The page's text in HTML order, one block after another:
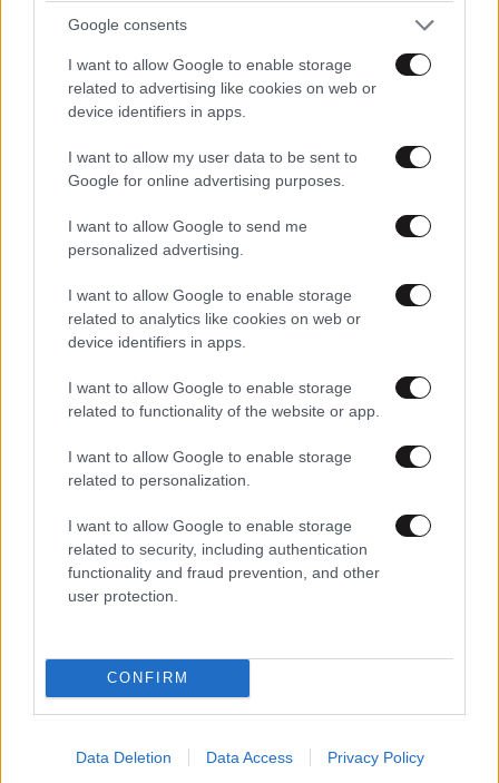
Google consents
I want to allow Google to enable storage
related to advertising like cookies on web or
device identifiers in apps.
I want to allow my user data to be sent to
Google for online advertising purposes.
I want to allow Google to send me
personalized advertising.
I want to allow Google to enable storage
related to analytics like cookies on web or
device identifiers in apps.
I want to allow Google to enable storage
related to functionality of the website or app.
I want to allow Google to enable storage
related to personalization.
I want to allow Google to enable storage
related to security, including authentication
functionality and fraud prevention, and other
user protection.
CONFIRM
Data Deletion Data Access Privacy Policy
ΟΙΚΟΝΟΜΙΑ1 ω. πριν
Οι μεταφορές χρημάτων μέσω IRIS στο
μικροσκόπιο της ΑΑΔΕ – Γιατί είναι σημαντική η
αιτιολογία